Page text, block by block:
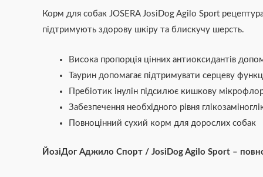
Корм для собак JOSERA JosiDog Agilo Sport
підтримують здорову шкіру та блискучу шерсть.
Висока пропорція цінних антиоксидантів
Таурин допомагає підтримувати серцеву
Пребіотик інулін підсилює кишкову
Забезпечення необхідного рівня
Повноцінний сухий корм для дорослих собак
ЙозіДог Аджило Спорт / JosiDog Agilo Sport – п